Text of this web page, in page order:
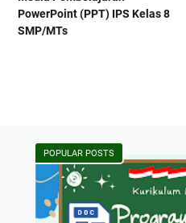
PowerPoint (PPT) IPS Kelas 8
SMP/MTs
POPULAR POSTS